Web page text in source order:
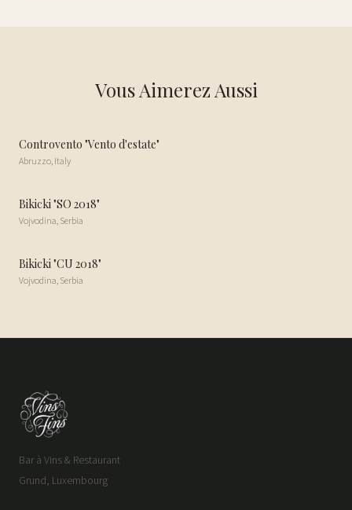
Vous Aimerez Aussi
Controvento "Vento d'estate"
Abruzzo,Italy
Bikicki "SO 2018"
Vojvodina,Serbia
Bikicki "CU 2018"
Vojvodina,Serbia
Bar à Vins & Restaurant
Grund, Luxembourg